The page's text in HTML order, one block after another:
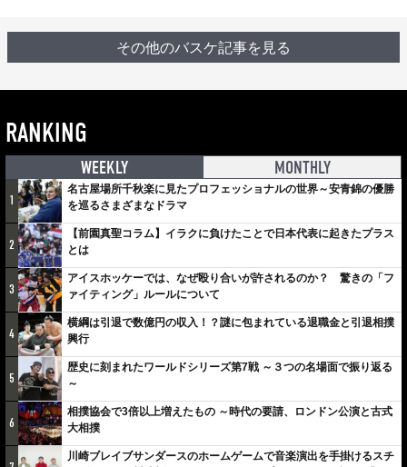
その他のバスケ記事を見る
RANKING
WEEKLY MONTHLY
1
名古屋場所千秋楽に見たプロフェッショナルの世界～安青錦の優勝
を巡るさまざまなドラマ
2
【前園真聖コラム】イラクに負けたことで日本代表に起きたプラス
とは
3
アイスホッケーでは、なぜ殴り合いが許されるのか？ 驚きの「フ
ァイティング」ルールについて
4
横綱は引退で数億円の収入！？謎に包まれている退職金と引退相撲
興行
5
歴史に刻まれたワールドシリーズ第7戦 ～３つの名場面で振り返る
～
6
相撲協会で3倍以上増えたもの ～時代の要請、ロンドン公演と古式
大相撲
川崎ブレイブサンダースのホームゲームで音楽演出を手掛けるスチ